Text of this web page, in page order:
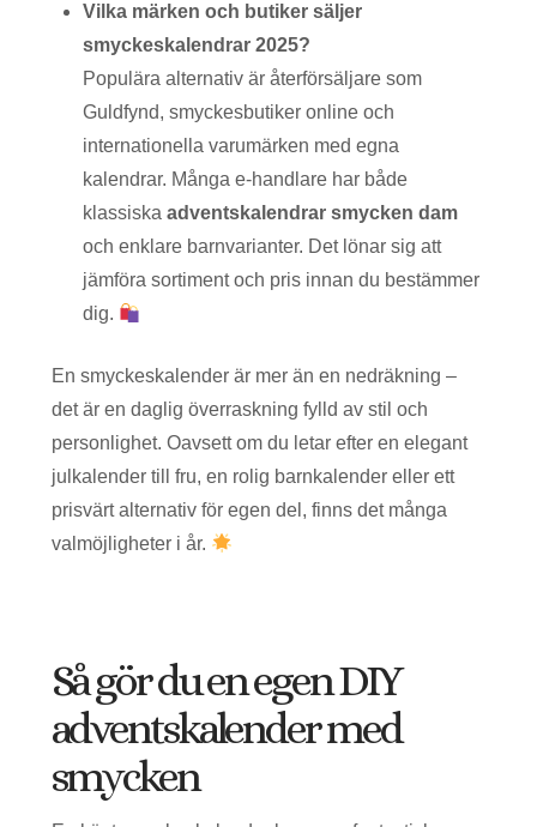
Vilka märken och butiker säljer
smyckeskalendrar 2025?
Populära alternativ är återförsäljare som
Guldfynd, smyckesbutiker online och
internationella varumärken med egna
kalendrar. Många e-handlare har både
klassiskaadventskalendrar smycken dam
och enklare barnvarianter. Det lönar sig att
jämföra sortiment och pris innan du bestämmer
dig.
En smyckeskalender är mer än en nedräkning –
det är en daglig överraskning fylld av stil och
personlighet. Oavsett om du letar efter en elegant
julkalender till fru, en rolig barnkalender eller ett
prisvärt alternativ för egen del, finns det många
valmöjligheter i år.
Så gör du en egen DIY
adventskalender med
smycken